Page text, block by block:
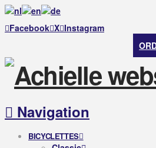
Facebook X Instagram
Navigation
BICYCLETTES